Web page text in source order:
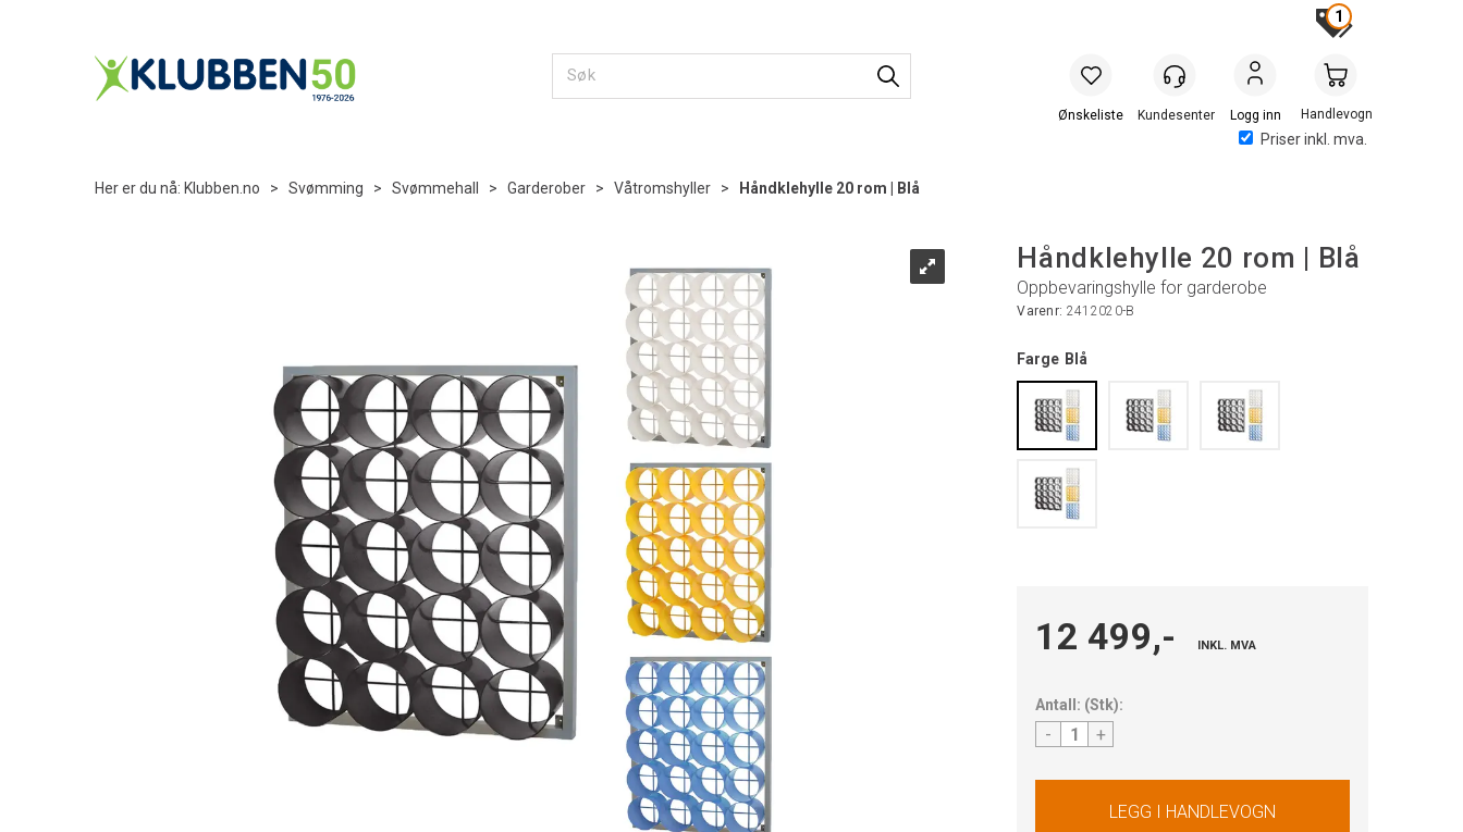
Priser inkl. mva.
Logg inn Handlevogn
1
Her er du nå: Klubben.no > Svømming > Svømmehall > Garderober > Våtromshyller > Håndklehylle 20 rom | Blå
Håndklehylle 20 rom | Blå
Oppbevaringshylle for garderobe
Varenr: 2412020-B
Farge Blå
12 499,- INKL. MVA
Antall: (Stk):
- +